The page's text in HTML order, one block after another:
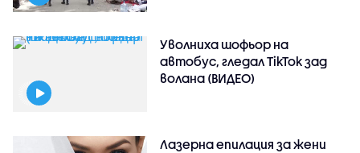
Уволниха шофьор на
автобус, гледал TikTok зад
волана (ВИДЕО)
Лазерна епилация за жени